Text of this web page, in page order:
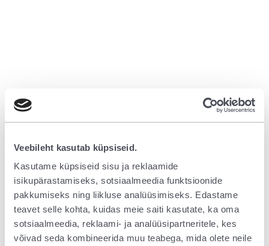
Veebileht kasutab küpsiseid.
Kasutame küpsiseid sisu ja reklaamide
isikupärastamiseks, sotsiaalmeedia funktsioonide
pakkumiseks ning liikluse analüüsimiseks. Edastame
teavet selle kohta, kuidas meie saiti kasutate, ka oma
sotsiaalmeedia, reklaami- ja analüüsipartneritele, kes
võivad seda kombineerida muu teabega, mida olete neile